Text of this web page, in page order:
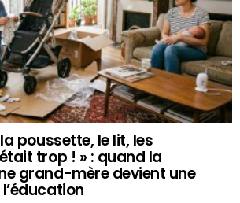
poussette, le lit, les
trop ! » : quand la
grand-mère devient une